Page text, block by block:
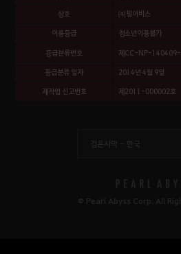
상호 ㈜펄어비스
이용등급 청소년이용불가
등급분류번호 제CC-NP-140409-
등급분류 일자 2014년 4월 9일
제작업 신고번호 제2011-000002호
검은사막 - 한국
© Pearl Abyss Corp. All